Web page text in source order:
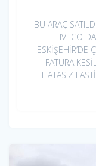
BU ARAÇ
IVECO
ESKİŞEHİR’DE
FATURA
HATASIZ